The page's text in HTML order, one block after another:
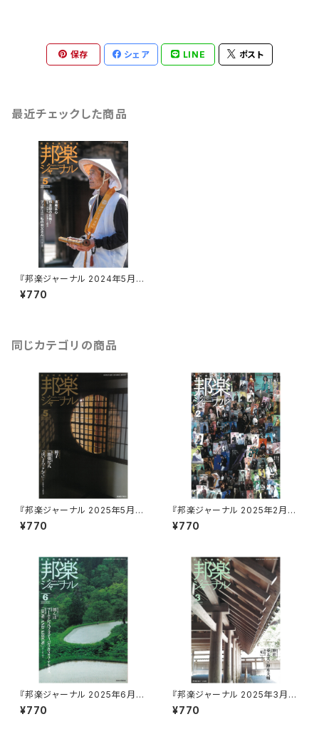
保存 シェア LINE ポスト
最近チェックした商品
『邦楽ジャーナル 2024年5月
号』
¥770
同じカテゴリの商品
『邦楽ジャーナル 2025年5月
号』
¥770
『邦楽ジャーナル 2025年2月
号』
¥770
『邦楽ジャーナル 2025年6月
号』
¥770
『邦楽ジャーナル 2025年3月
号』
¥770